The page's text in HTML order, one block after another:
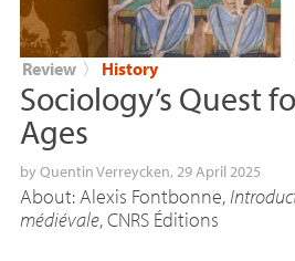
Review 〉 History
Sociology’s Quest
Ages
byQuentin Verreycken, 29 April 2025
About: Alexis Fontbonne,
médiévale,CNRSÉditions